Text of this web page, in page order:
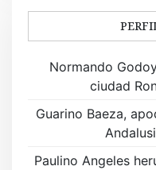
ó
n
Normando
ciudad
Guarino Baeza,
Paulino Angeles